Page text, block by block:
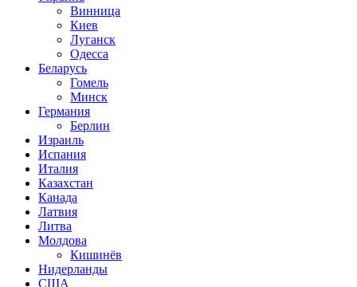
Винница
Киев
Луганск
Одесса
Беларусь
Гомель
Минск
Германия
Берлин
Израиль
Испания
Италия
Казахстан
Канада
Латвия
Литва
Молдова
Кишинёв
Нидерланды
США